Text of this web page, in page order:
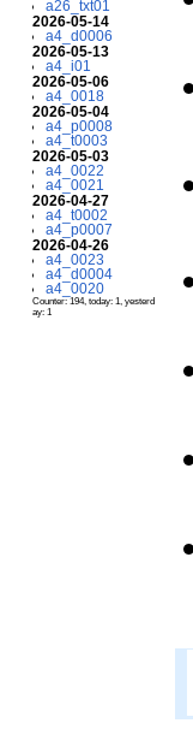
a26_txt01
2026-05-14
a4_d0006
2026-05-13
a4_i01
2026-05-06
a4_0018
2026-05-04
a4_p0008
a4_t0003
2026-05-03
a4_0022
a4_0021
2026-04-27
a4_t0002
a4_p0007
2026-04-26
a4_0023
a4_d0004
a4_0020
Counter: 194, today: 1, yesterd
ay: 1